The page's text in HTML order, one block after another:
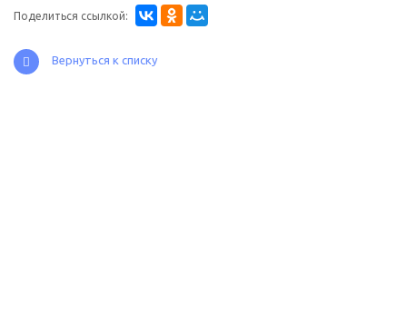
Поделиться ссылкой:
Вернуться к списку